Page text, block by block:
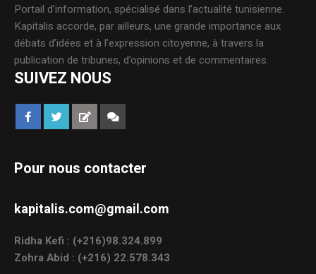
Portail d’information, spécialisé dans l’actualité tunisienne.
Kapitalis accorde, par ailleurs, une grande importance aux
débats d’idées et à l’expression citoyenne, à travers la
publication de tribunes, d’opinions et de commentaires.
SUIVEZ NOUS
Pour nous contacter
kapitalis.com@gmail.com
Ridha Kefi : (+216)98.324.899
Zohra Abid : (+216) 22.578.343